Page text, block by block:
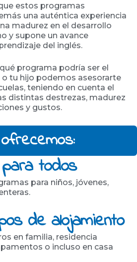
estos programas
una auténtica experiencia
madurez en el desarrollo
y supone un avance
del inglés.
programa podría ser el
tu hijo podemos asesorarte
teniendo en cuenta el
distintas destrezas, madurez
y gustos.
todos
para niños, jóvenes,
de alojamiento
en familia, residencia
o incluso en casa